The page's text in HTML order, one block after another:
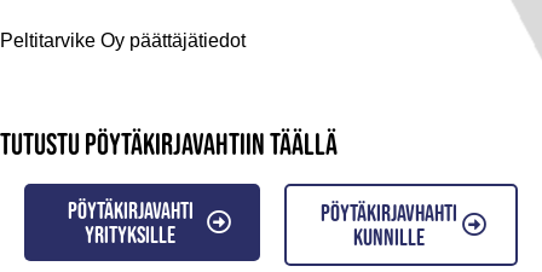
Peltitarvike Oy päättäjätiedot
Tutustu pöytäkirjavahtiin täällä
Pöytäkirjavahti
yrityksille
Pöytäkirjavhahti
kunnille